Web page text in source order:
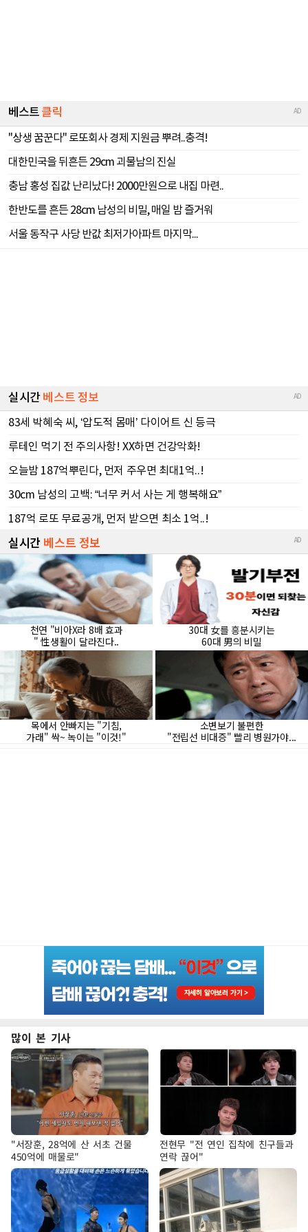
많이 본 기사
"서장훈, 28억에 산 서초 건물
450억에 매물로"
전현무 "전 연인 집착에 친구들과
연락 끊어"